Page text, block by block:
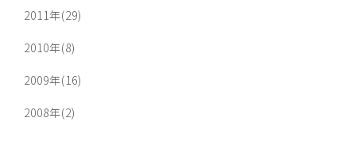
2011年(29)
2010年(8)
2009年(16)
2008年(2)